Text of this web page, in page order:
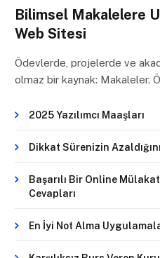
Bilimsel Makalelere
Web Sitesi
Ödevlerde, projelerde ve
olmaz bir kaynak: Makaleler.
2025 Yazılımcı Maaşları
Dikkat Sürenizin
Başarılı Bir Online
Cevapları
En İyi Not Alma